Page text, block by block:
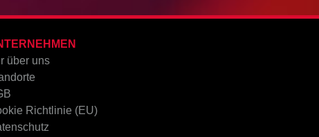
über uns
Richtlinie (EU)